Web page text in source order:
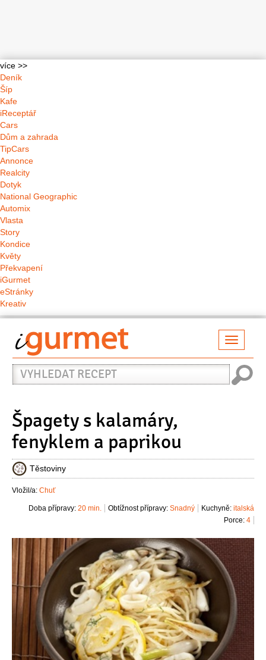
více >>
Deník
Šíp
Kafe
iReceptář
Cars
Dům a zahrada
TipCars
Annonce
Realcity
Dotyk
National Geographic
Automix
Vlasta
Story
Kondice
Květy
Překvapení
iGurmet
eStránky
Kreativ
Vyhledat
recept
Špagety s kalamáry,
fenyklem a paprikou
Těstoviny
Vložil/a: Chuť
Kuchyně: italská
Obtížnost přípravy: Snadný
Doba přípravy: 20 min.
Porce: 4